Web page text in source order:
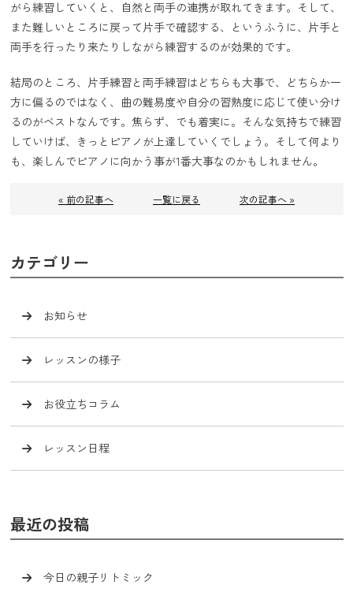
がら練習していくと、自然と両手の連携が取れてきます。そして、
また難しいところに戻って片手で確認する、というふうに、片手と
両手を行ったり来たりしながら練習するのが効果的です。
結局のところ、片手練習と両手練習はどちらも大事で、どちらか一
方に偏るのではなく、曲の難易度や自分の習熟度に応じて使い分け
るのがベストなんです。焦らず、でも着実に。そんな気持ちで練習
していけば、きっとピアノが上達していくでしょう。そして何より
も、楽しんでピアノに向かう事が1番大事なのかもしれません。
« 前の記事へ 一覧に戻る 次の記事へ »
カテゴリー
お知らせ
レッスンの様子
お役立ちコラム
レッスン日程
最近の投稿
今日の親子リトミック